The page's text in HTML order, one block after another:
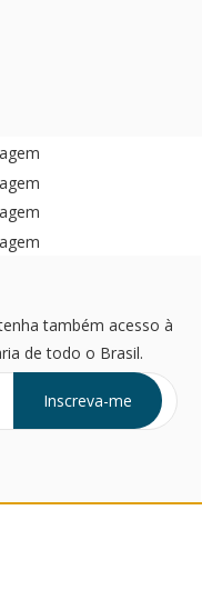
também acesso à
de todo o Brasil.
Inscreva-me